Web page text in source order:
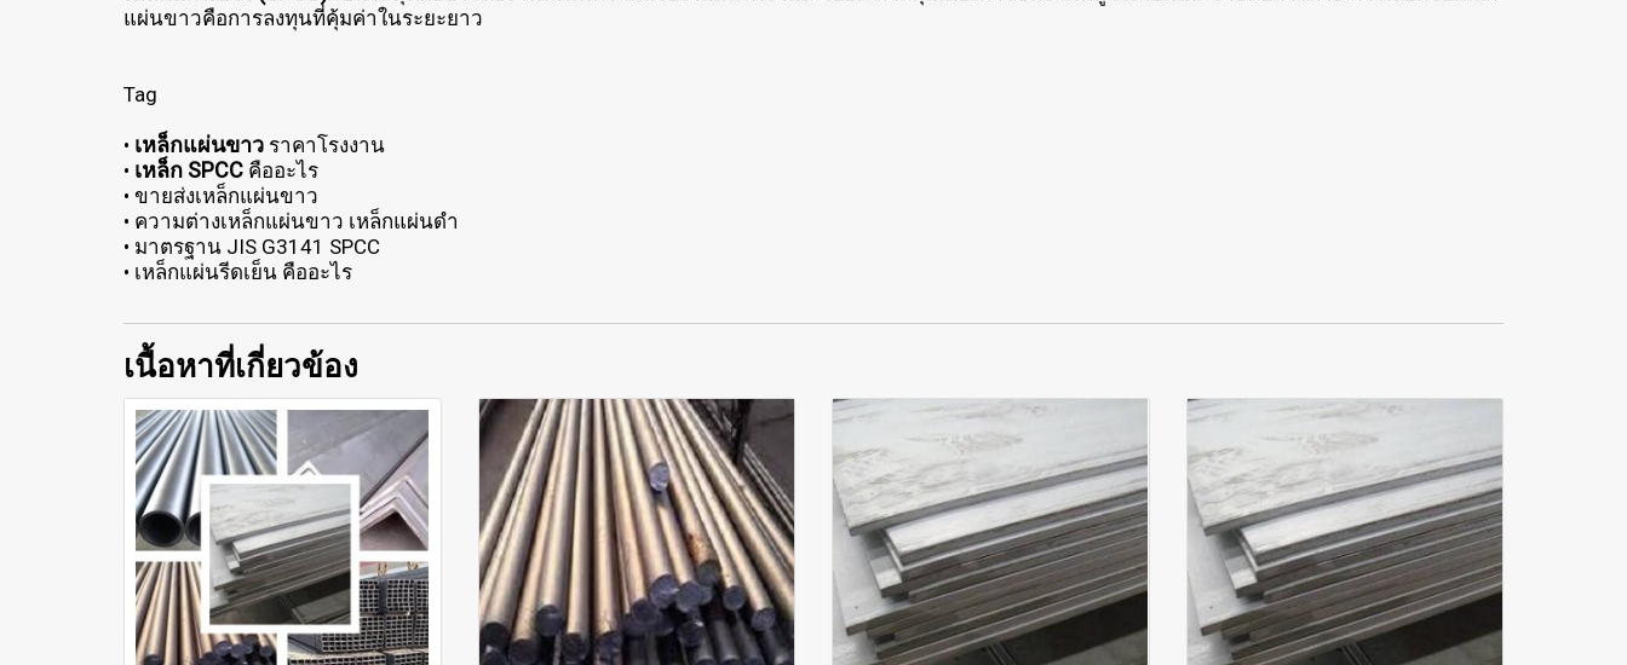
แผ่นขาวคือการลงทุนที่คุ้มค่าในระยะยาว
Tag
• เหล็กแผ่นขาว ราคาโรงงาน
• เหล็ก SPCC คืออะไร
• ขายส่งเหล็กแผ่นขาว
• ความต่างเหล็กแผ่นขาว เหล็กแผ่นดำ
• มาตรฐาน JIS G3141 SPCC
• เหล็กแผ่นรีดเย็น คืออะไร
เนื้อหาที่เกี่ยวข้อง